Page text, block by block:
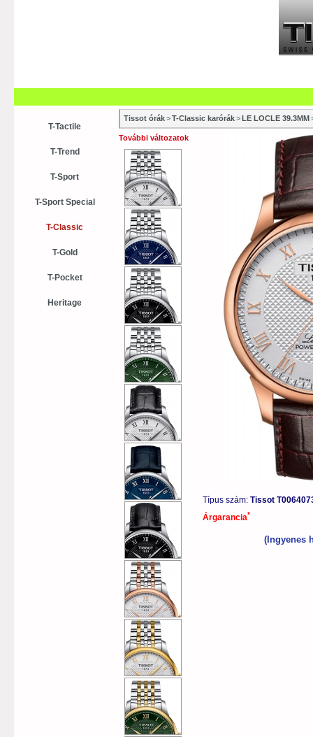
T-Tactile
T-Trend
T-Sport
T-Sport Special
T-Classic
T-Gold
T-Pocket
Heritage
Tissot órák>T-Classic karórák>LE LOCLE 39.3MM
További változatok
Típus szám: Tissot
Árgarancia*
(Ingyenes